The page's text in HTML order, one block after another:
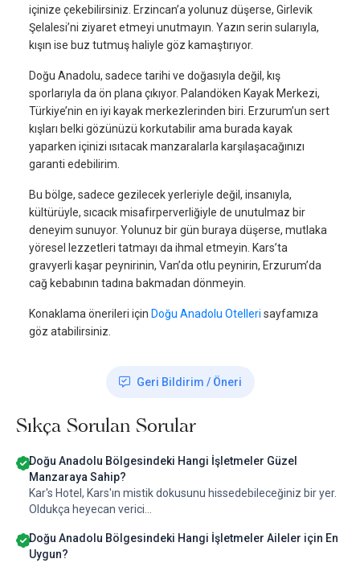
içinize çekebilirsiniz. Erzincan’a yolunuz düşerse, Girlevik
Şelalesi’ni ziyaret etmeyi unutmayın. Yazın serin sularıyla,
kışın ise buz tutmuş haliyle göz kamaştırıyor.
Doğu Anadolu, sadece tarihi ve doğasıyla değil, kış
sporlarıyla da ön plana çıkıyor. Palandöken Kayak Merkezi,
Türkiye’nin en iyi kayak merkezlerinden biri. Erzurum’un sert
kışları belki gözünüzü korkutabilir ama burada kayak
yaparken içinizi ısıtacak manzaralarla karşılaşacağınızı
garanti edebilirim.
Bu bölge, sadece gezilecek yerleriyle değil, insanıyla,
kültürüyle, sıcacık misafirperverliğiyle de unutulmaz bir
deneyim sunuyor. Yolunuz bir gün buraya düşerse, mutlaka
yöresel lezzetleri tatmayı da ihmal etmeyin. Kars’ta
gravyerli kaşar peynirinin, Van’da otlu peynirin, Erzurum’da
cağ kebabının tadına bakmadan dönmeyin.
Konaklama önerileri için Doğu Anadolu Otelleri sayfamıza
göz atabilirsiniz.
Geri Bildirim / Öneri
Sıkça Sorulan Sorular
Doğu Anadolu Bölgesindeki Hangi İşletmeler Güzel
Manzaraya Sahip?
Kar's Hotel, Kars'ın mistik dokusunu hissedebileceğiniz bir yer.
Oldukça heyecan verici...
Doğu Anadolu Bölgesindeki Hangi İşletmeler Aileler için En
Uygun?